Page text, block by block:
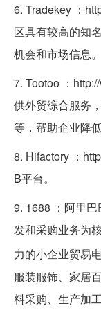
6. Tradekey ：
区具有较高的知
机会和市场信息。
7. Tootoo ：
供外贸综合服务
等，帮助企业降
8. Hifactory ：
B平台。
9. 1688 ：阿里
发和采购业务为
力的小企业贸易
服装服饰、家居
料采购、生产加